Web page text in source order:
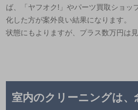
ば、「ヤフオク!」やパーツ買取ショッ
化した方が案外良い結果になります。
状態にもよりますが、プラス数万円は見
室内のクリーニングは、